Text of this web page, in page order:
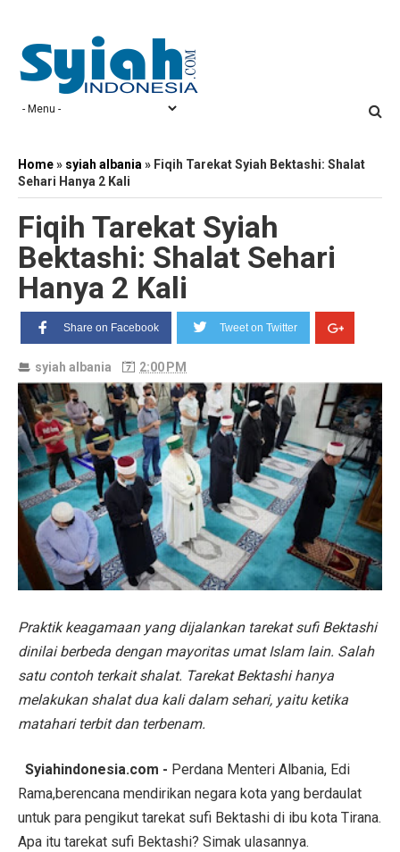
Home» syiah albania » Fiqih Tarekat Syiah Bektashi: Shalat
Sehari Hanya 2 Kali
Fiqih Tarekat Syiah
Bektashi: Shalat Sehari
Hanya 2 Kali
Share on Facebook Tweet on Twitter
syiah albania 2:00 PM
Praktik keagamaan yang dijalankan tarekat sufi Bektashi
dinilai berbeda dengan mayoritas umat Islam lain. Salah
satu contoh terkait shalat. Tarekat Bektashi hanya
melakukan shalat dua kali dalam sehari, yaitu ketika
matahari terbit dan terbenam.
Syiahindonesia.com - Perdana Menteri Albania, Edi
Rama,berencana mendirikan negara kota yang berdaulat
untuk para pengikut tarekat sufi Bektashi di ibu kota Tirana.
Apa itu tarekat sufi Bektashi? Simak ulasannya.